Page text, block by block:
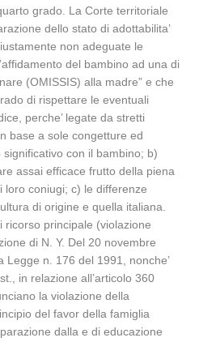
grado. La Corte territoriale
dello stato di adottabilita’
non adeguate le
del bambino ad una di
(OMISSIS) alla madre” e che
di rispettare le eventuali
perche’ legate da stretti
base a sole congetture ed
con il bambino; b)
assai efficace frutto della piena
loro coniugi; c) le differenze
di origine e quella italiana.
ricorso principale (violazione
di N. Y. Del 20 novembre
Legge n. 176 del 1991, nonche’
in relazione all’articolo 360
la violazione della
del favor della famiglia
dalla e di educazione